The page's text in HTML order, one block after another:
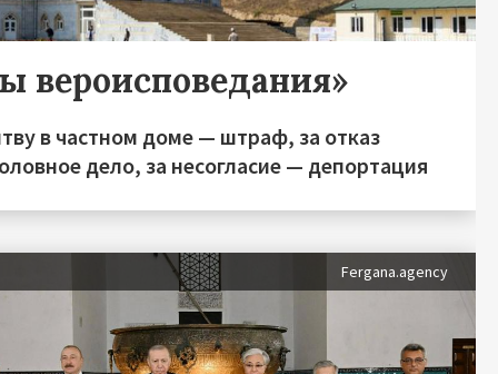
вероисповедания»
в частном доме — штраф, за отказ
дело, за несогласие — депортация
Fergana.agency